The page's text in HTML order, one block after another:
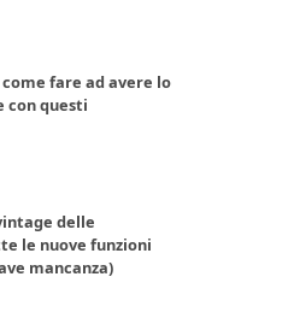
fare ad avere lo
con questi
delle
le nuove funzioni
mancanza)